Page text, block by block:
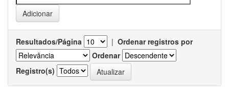
Resultados/Página | Ordenar registros por
Ordenar
Registro(s)